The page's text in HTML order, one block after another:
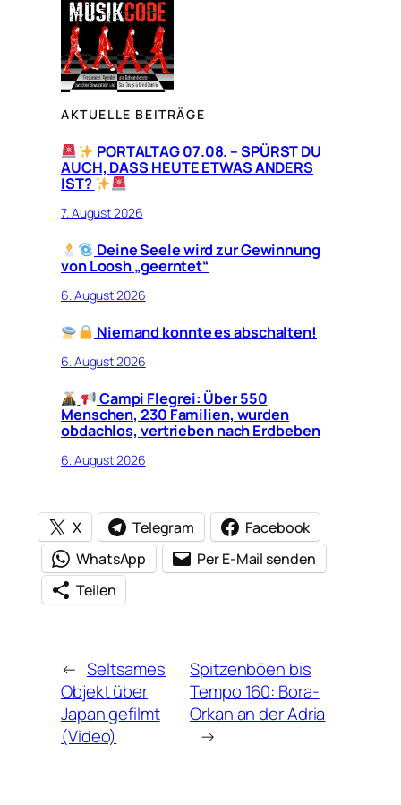
AKTUELLE BEITRÄGE
PORTALTAG 07.08. – SPÜRST DU
AUCH, DASS HEUTE ETWAS ANDERS
IST?
7. August 2026
Deine Seele wird zur Gewinnung
von Loosh „geerntet“
6. August 2026
Niemand konnte es abschalten!
6. August 2026
Campi Flegrei: Über 550
Menschen, 230 Familien, wurden
obdachlos, vertrieben nach Erdbeben
6. August 2026
X Telegram
Facebook
WhatsApp
Per E-Mail senden
Teilen
← Seltsames
Objekt über
Japan gefilmt
(Video)
Spitzenböen bis
Tempo 160: Bora-
Orkan an der Adria
→